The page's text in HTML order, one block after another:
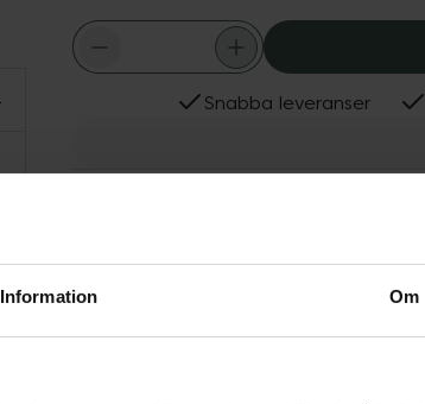
Information Om
Snabba leveranser